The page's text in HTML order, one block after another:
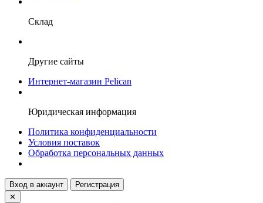
Склад
Другие сайты
Интернет-магазин Pelican
Юридическая информация
Политика конфиденциальности
Условия поставок
Обработка персональных данных
Вход в аккаунт
Регистрация
✕